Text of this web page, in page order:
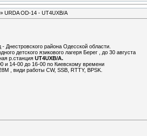
» URDA OD-14 - UT4UXB/A
Днестровского района Одесской области.
детского язикового лагеря Берег , до 30 августа
р.станция UT4UXB/A.
и 14-00 до 16-00 по Киевскому времени
, види работы CW, SSB, RTTY, BPSK.